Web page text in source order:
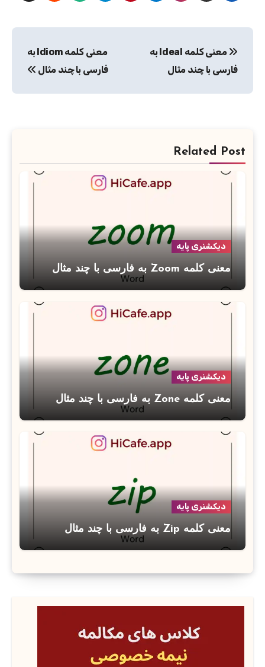
نوشته
معنی کلمه Ideal به
فارسی با چند مثال
معنی کلمه Idiom به
فارسی با چند مثال
Related Post
دیکشنری پایه
معنی کلمه Zoom به فارسی با چند مثال
دیکشنری پایه
معنی کلمه Zone به فارسی با چند مثال
دیکشنری پایه
معنی کلمه Zip به فارسی با چند مثال